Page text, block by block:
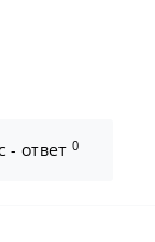
- ответ 0